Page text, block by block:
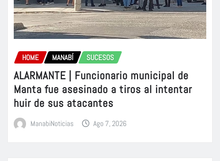
HOME MANABÍ SUCESOS
ALARMANTE | Funcionario municipal de
Manta fue asesinado a tiros al intentar
huir de sus atacantes
ManabiNoticias Ago 7, 2026